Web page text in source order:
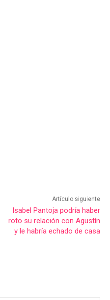
Artículo siguiente
Isabel Pantoja podría haber
roto su relación con Agustín
y le habría echado de casa